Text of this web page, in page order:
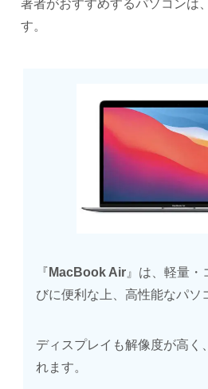
著者がおすすめするパソコンは
す。
『 MacBook Air 』は、軽量・
びに便利な上、高性能なパソ
ディスプレイも解像度が高く
れます。